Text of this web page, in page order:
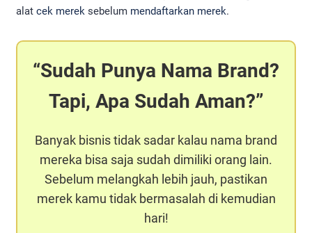
alat cek merek sebelum mendaftarkan merek.
Sudah Punya Nama Brand?
Tapi, Apa Sudah Aman?
Banyak bisnis tidak sadar kalau nama brand
mereka bisa saja sudah dimiliki orang lain.
Sebelum melangkah lebih jauh, pastikan
merek kamu tidak bermasalah di kemudian
hari!